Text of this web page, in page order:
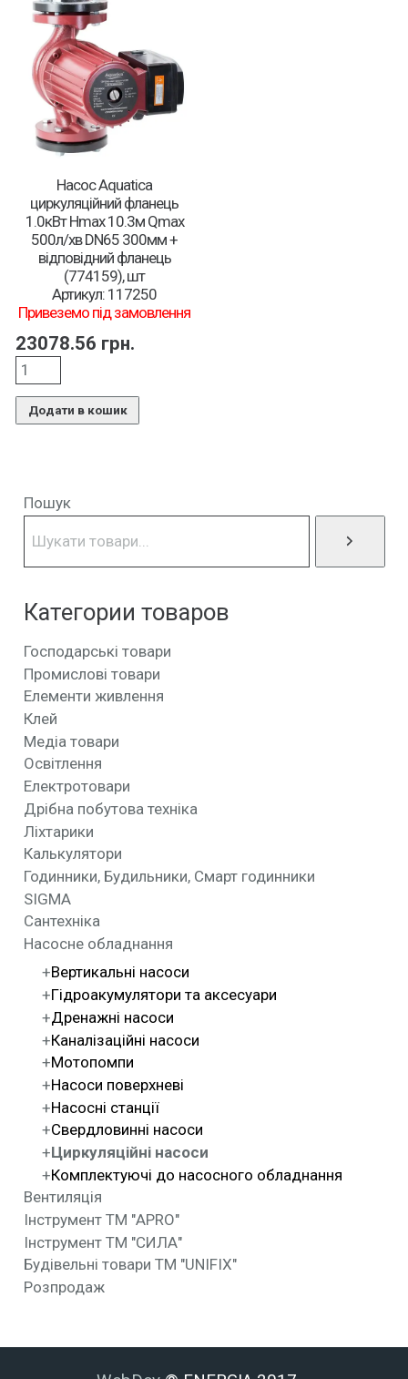
Насос Aquatica
циркуляційний фланець
1.0кВт Hmax 10.3м Qmax
500л/хв DN65 300мм +
відповідний фланець
(774159), шт
Артикул: 117250
Привеземо під замовлення
23078.56 грн.
Додати в кошик
Пошук
Категории товаров
Господарські товари
Промислові товари
Елементи живлення
Клей
Медіа товари
Освітлення
Електротовари
Дрібна побутова техніка
Ліхтарики
Калькулятори
Годинники, Будильники, Смарт годинники
SIGMA
Сантехніка
Насосне обладнання
Вертикальні насоси
Гідроакумулятори та аксесуари
Дренажні насоси
Каналізаційні насоси
Мотопомпи
Насоси поверхневі
Насосні станції
Свердловинні насоси
Циркуляційні насоси
Комплектуючі до насосного обладнання
Вентиляція
Інструмент ТМ "APRO"
Інструмент ТМ "СИЛА"
Будівельні товари ТМ "UNIFIX"
Розпродаж